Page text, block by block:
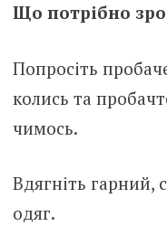
Що потрібно
Попросіть
колись та
чимось.
Вдягніть гарний,
одяг.